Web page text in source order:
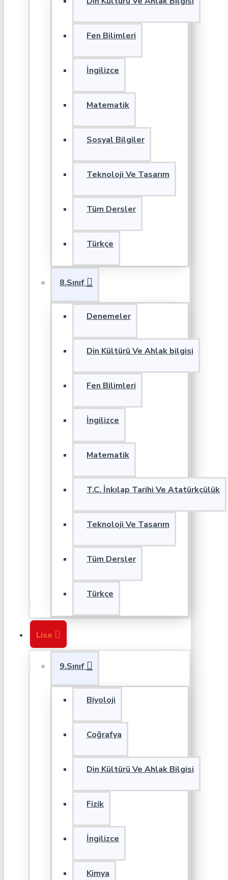
Fen Bilimleri
İngilizce
Matematik
Sosyal Bilgiler
Teknoloji Ve Tasarım
Tüm Dersler
Türkçe
8.Sınıf
Denemeler
Din Kültürü Ve Ahlak bilgisi
Fen Bilimleri
İngilizce
Matematik
T.C. İnkılap Tarihi Ve Atatürkçülük
Teknoloji Ve Tasarım
Tüm Dersler
Türkçe
Lise
9.Sınıf
Biyoloji
Coğrafya
Din Kültürü Ve Ahlak Bilgisi
Fizik
İngilizce
Kimya